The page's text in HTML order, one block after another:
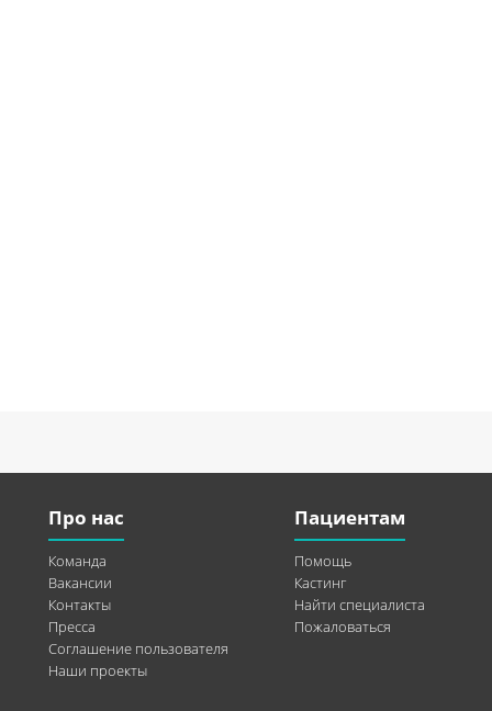
Про нас
Команда
Вакансии
Контакты
Пресса
Соглашение пользователя
Наши проекты
Пациентам
Помощь
Кастинг
Найти специалиста
Пожаловаться